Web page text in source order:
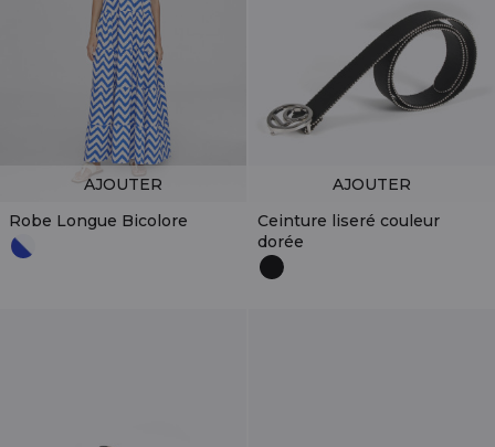
Robe Longue Bicolore
AJOUTER
Ceinture liseré couleur
dorée
AJOUTER